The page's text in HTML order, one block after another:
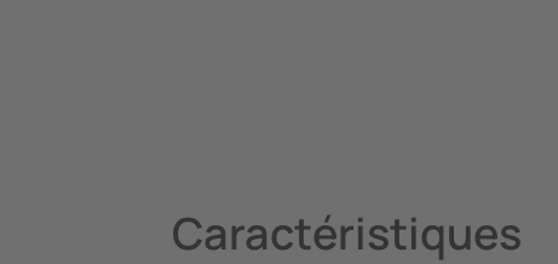
Caractéristiques